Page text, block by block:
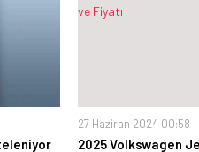
27 Haziran 2024 00:58
2025 Volkswagen